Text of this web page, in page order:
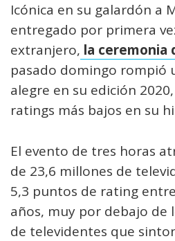
Icónica en su galardón a
entregado por primera
extranjero, la ceremonia
pasado domingo rompió
alegre en su edición
ratings más bajos en su
El evento de tres horas
de 23,6 millones de
5,3 puntos de rating
años, muy por debajo de
de televidentes que